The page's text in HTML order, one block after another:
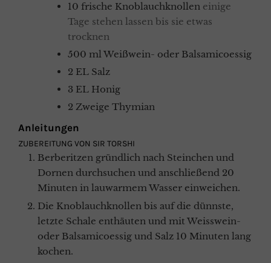
10 frische Knoblauchknollen einige
Tage stehen lassen bis sie etwas
trocknen
500 mlWeißwein- oder Balsamicoessig
2 EL Salz
3 EL Honig
2 Zweige Thymian
Anleitungen
ZUBEREITUNG VON SIR TORSHI
Berberitzen gründlich nach Steinchen und
Dornen durchsuchen und anschließend 20
Minuten in lauwarmem Wasser einweichen.
Die Knoblauchknollen bis auf die dünnste,
letzte Schale enthäuten und mit Weisswein-
oder Balsamicoessig und Salz 10 Minuten lang
kochen.